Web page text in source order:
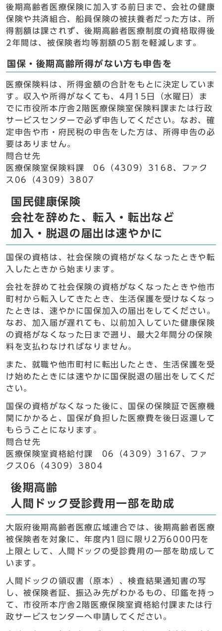
後期高齢者医療保険に加入する前日まで、会社の健康
保険や共済組合、船員保険の被扶養者だった方は、所
得割額は課されず、後期高齢者医療制度の資格取得後
2年間は、被保険者均等割額の5割を軽減します。
国保・後期高齢所得がない方も申告を
医療保険料は、所得金額の合計をもとに決定していま
す。収入や所得がなくても、4月15日（水曜日）ま
でに市役所本庁舎2階医療保険室保険料課または行政
サービスセンターで必ず申告してください。なお、確
定申告や市・府民税の申告をした方は、所得申告の必
要はありません。
問合せ先
医療保険室保険料課 06（4309）3168、ファク
ス06（4309）3807
国民健康保険
会社を辞めた、転入・転出など
加入・脱退の届出は速やかに
国保の資格は、社会保険の資格がなくなったときや転
入したときから始まります。
会社を辞めて社会保険の資格がなくなったときや他市
町村から転入してきたとき、生活保護を受けなくなっ
たときは、速やかに国保加入の届出をしてください。
なお、加入届が遅れても、以前加入していた健康保険
の資格がなくなった日まで遡り、最大2年間分の保険
料を支払わなければなりません。
また、就職や他市町村に転出したとき、生活保護を受
け始めたときには速やかに国保脱退の届出をしてくだ
さい。
国保の資格がなくなった後に、国保の保険証で医療機
関にかかると、国保が負担した医療費を後日返還して
もらうことになります。
問合せ先
医療保険室資格給付課 06（4309）3167、ファ
クス06（4309）3804
後期高齢
人間ドック受診費用一部を助成
大阪府後期高齢者医療広域連合では、後期高齢者医療
被保険者を対象に、年度内1回に限り2万6000円を
上限として、人間ドックの受診費用の一部を助成して
います。
人間ドックの領収書（原本）、検査結果通知書の写
し、被保険者証、振込み先がわかるもの、印鑑を持っ
て、市役所本庁舎2階医療保険室資格給付課または行
政サービスセンターへ申請してください。